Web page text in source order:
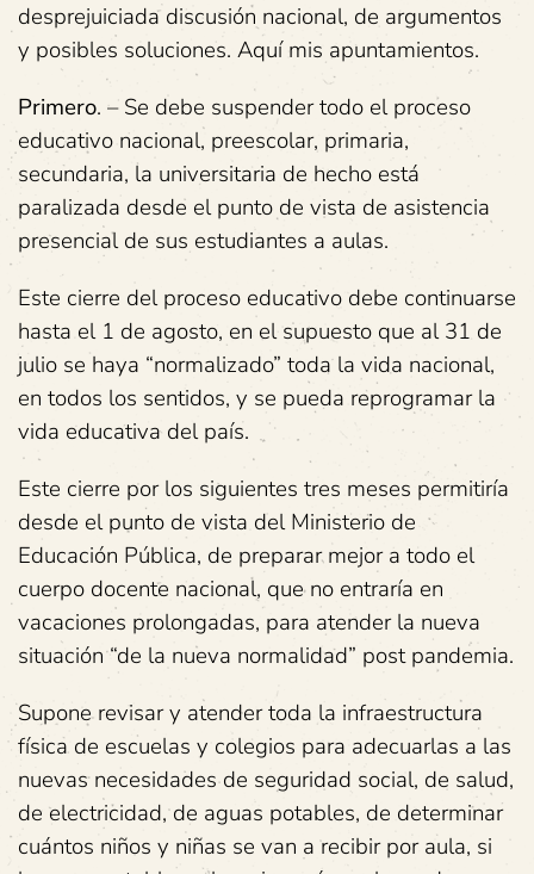
desprejuiciada discusión nacional, de argumentos
y posibles soluciones. Aquí mis apuntamientos.
Primero. – Se debe suspender todo el proceso
educativo nacional, preescolar, primaria,
secundaria, la universitaria de hecho está
paralizada desde el punto de vista de asistencia
presencial de sus estudiantes a aulas.
Este cierre del proceso educativo debe continuarse
hasta el 1 de agosto, en el supuesto que al 31 de
julio se haya “normalizado” toda la vida nacional,
en todos los sentidos, y se pueda reprogramar la
vida educativa del país.
Este cierre por los siguientes tres meses permitiría
desde el punto de vista del Ministerio de
Educación Pública, de preparar mejor a todo el
cuerpo docente nacional, que no entraría en
vacaciones prolongadas, para atender la nueva
situación “de la nueva normalidad” post pandemia.
Supone revisar y atender toda la infraestructura
física de escuelas y colegios para adecuarlas a las
nuevas necesidades de seguridad social, de salud,
de electricidad, de aguas potables, de determinar
cuántos niños y niñas se van a recibir por aula, si